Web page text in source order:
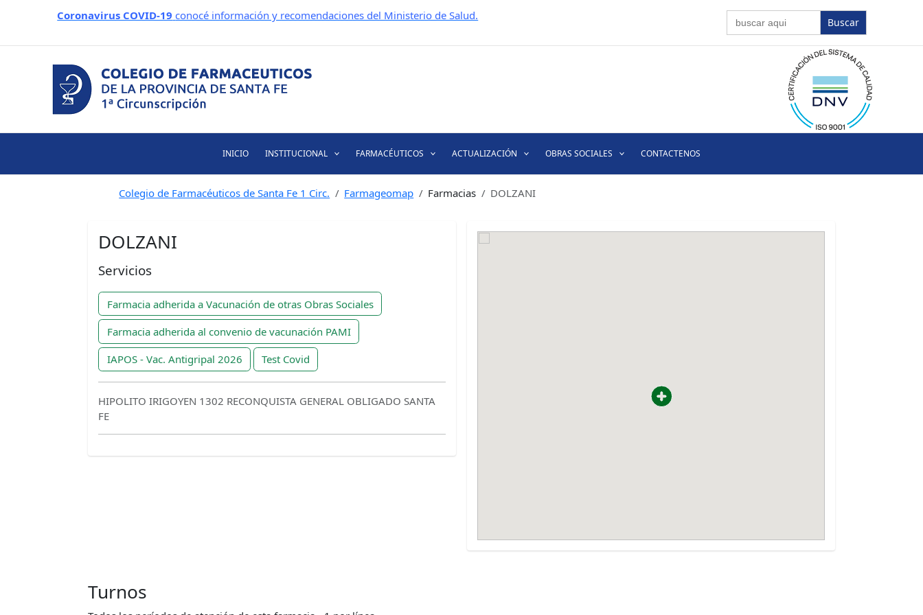
Coronavirus COVID-19 conocé información y recomendaciones del Ministerio de Salud. Buscar:
INICIO INSTITUCIONAL FARMACÉUTICOS ACTUALIZACIÓN OBRAS SOCIALES CONTACTENOS
Colegio de Farmacéuticos de Santa Fe 1 Circ. Farmageomap Farmacias DOLZANI
DOLZANI
Servicios
Farmacia adherida a Vacunación de otras Obras Sociales
Farmacia adherida al convenio de vacunación PAMI
IAPOS - Vac. Antigripal 2026 Test Covid
HIPOLITO IRIGOYEN 1302 RECONQUISTA GENERAL OBLIGADO SANTA
FE
Turnos